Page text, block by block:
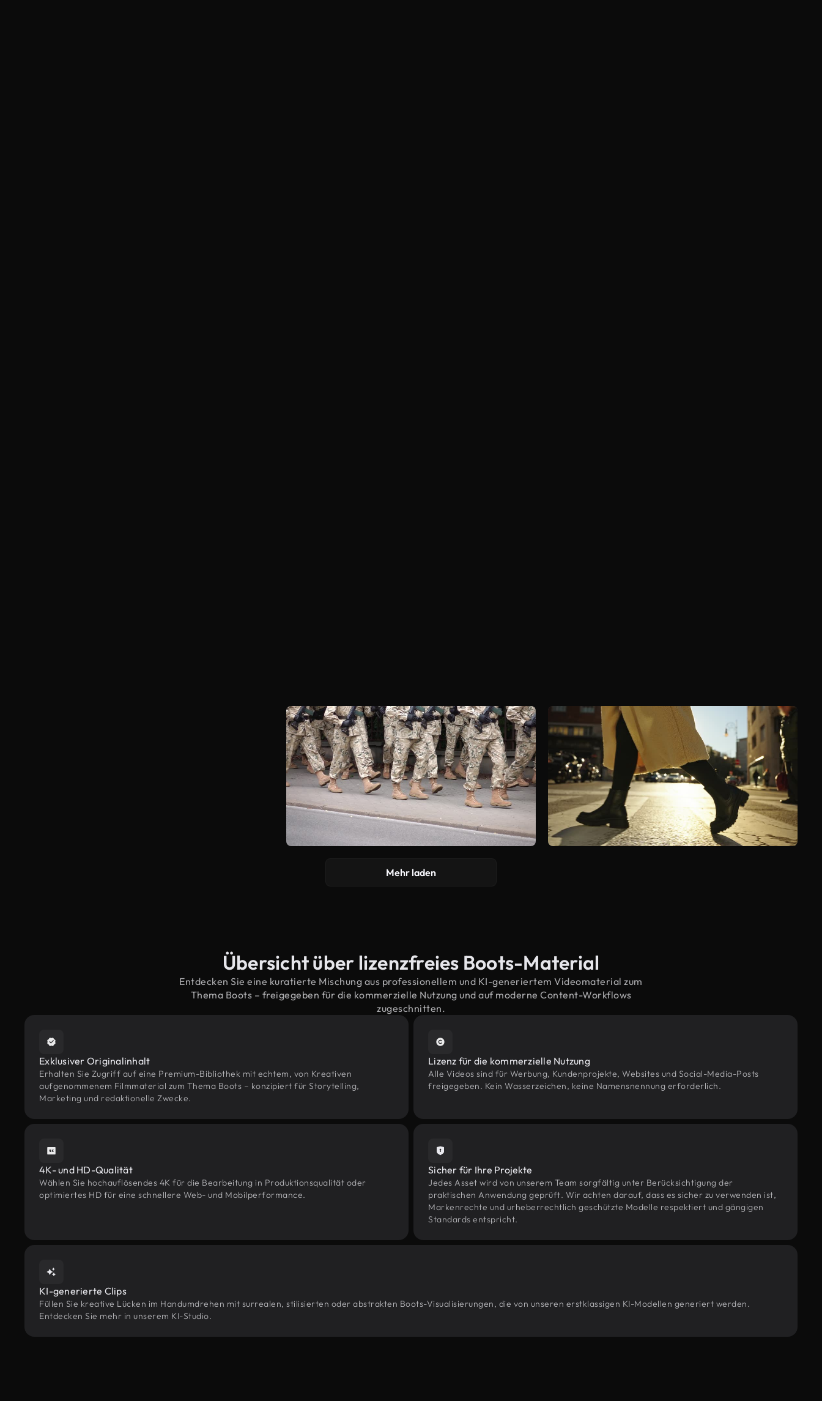
Mehr laden
Übersicht über lizenzfreies Boots-Material
Entdecken Sie eine kuratierte Mischung aus professionellem und KI-generiertem Videomaterial zum
Thema Boots – freigegeben für die kommerzielle Nutzung und auf moderne Content-Workflows
zugeschnitten.
Exklusiver Originalinhalt
Erhalten Sie Zugriff auf eine Premium-Bibliothek mit echtem, von Kreativen
aufgenommenem Filmmaterial zum Thema Boots – konzipiert für Storytelling,
Marketing und redaktionelle Zwecke.
Lizenz für die kommerzielle Nutzung
Alle Videos sind für Werbung, Kundenprojekte, Websites und Social-Media-Posts
freigegeben. Kein Wasserzeichen, keine Namensnennung erforderlich.
4K- und HD-Qualität
Wählen Sie hochauflösendes 4K für die Bearbeitung in Produktionsqualität oder
optimiertes HD für eine schnellere Web- und Mobilperformance.
Sicher für Ihre Projekte
Jedes Asset wird von unserem Team sorgfältig unter Berücksichtigung der
praktischen Anwendung geprüft. Wir achten darauf, dass es sicher zu verwenden ist,
Markenrechte und urheberrechtlich geschützte Modelle respektiert und gängigen
Standards entspricht.
KI-generierte Clips
Füllen Sie kreative Lücken im Handumdrehen mit surrealen, stilisierten oder abstrakten Boots-Visualisierungen, die von unseren erstklassigen KI-Modellen generiert werden.
Entdecken Sie mehr in unserem KI-Studio.